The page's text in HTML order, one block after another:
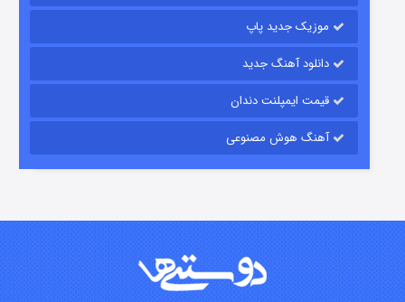
شوگر فصل ۲
موزیک جدید پاپ
دانلود آهنگ جدید
قیمت ایمپلنت دندان
آهنگ هوش مصنوعی